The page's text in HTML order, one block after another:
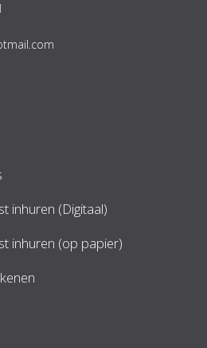
inhuren (Digitaal)
inhuren (op papier)